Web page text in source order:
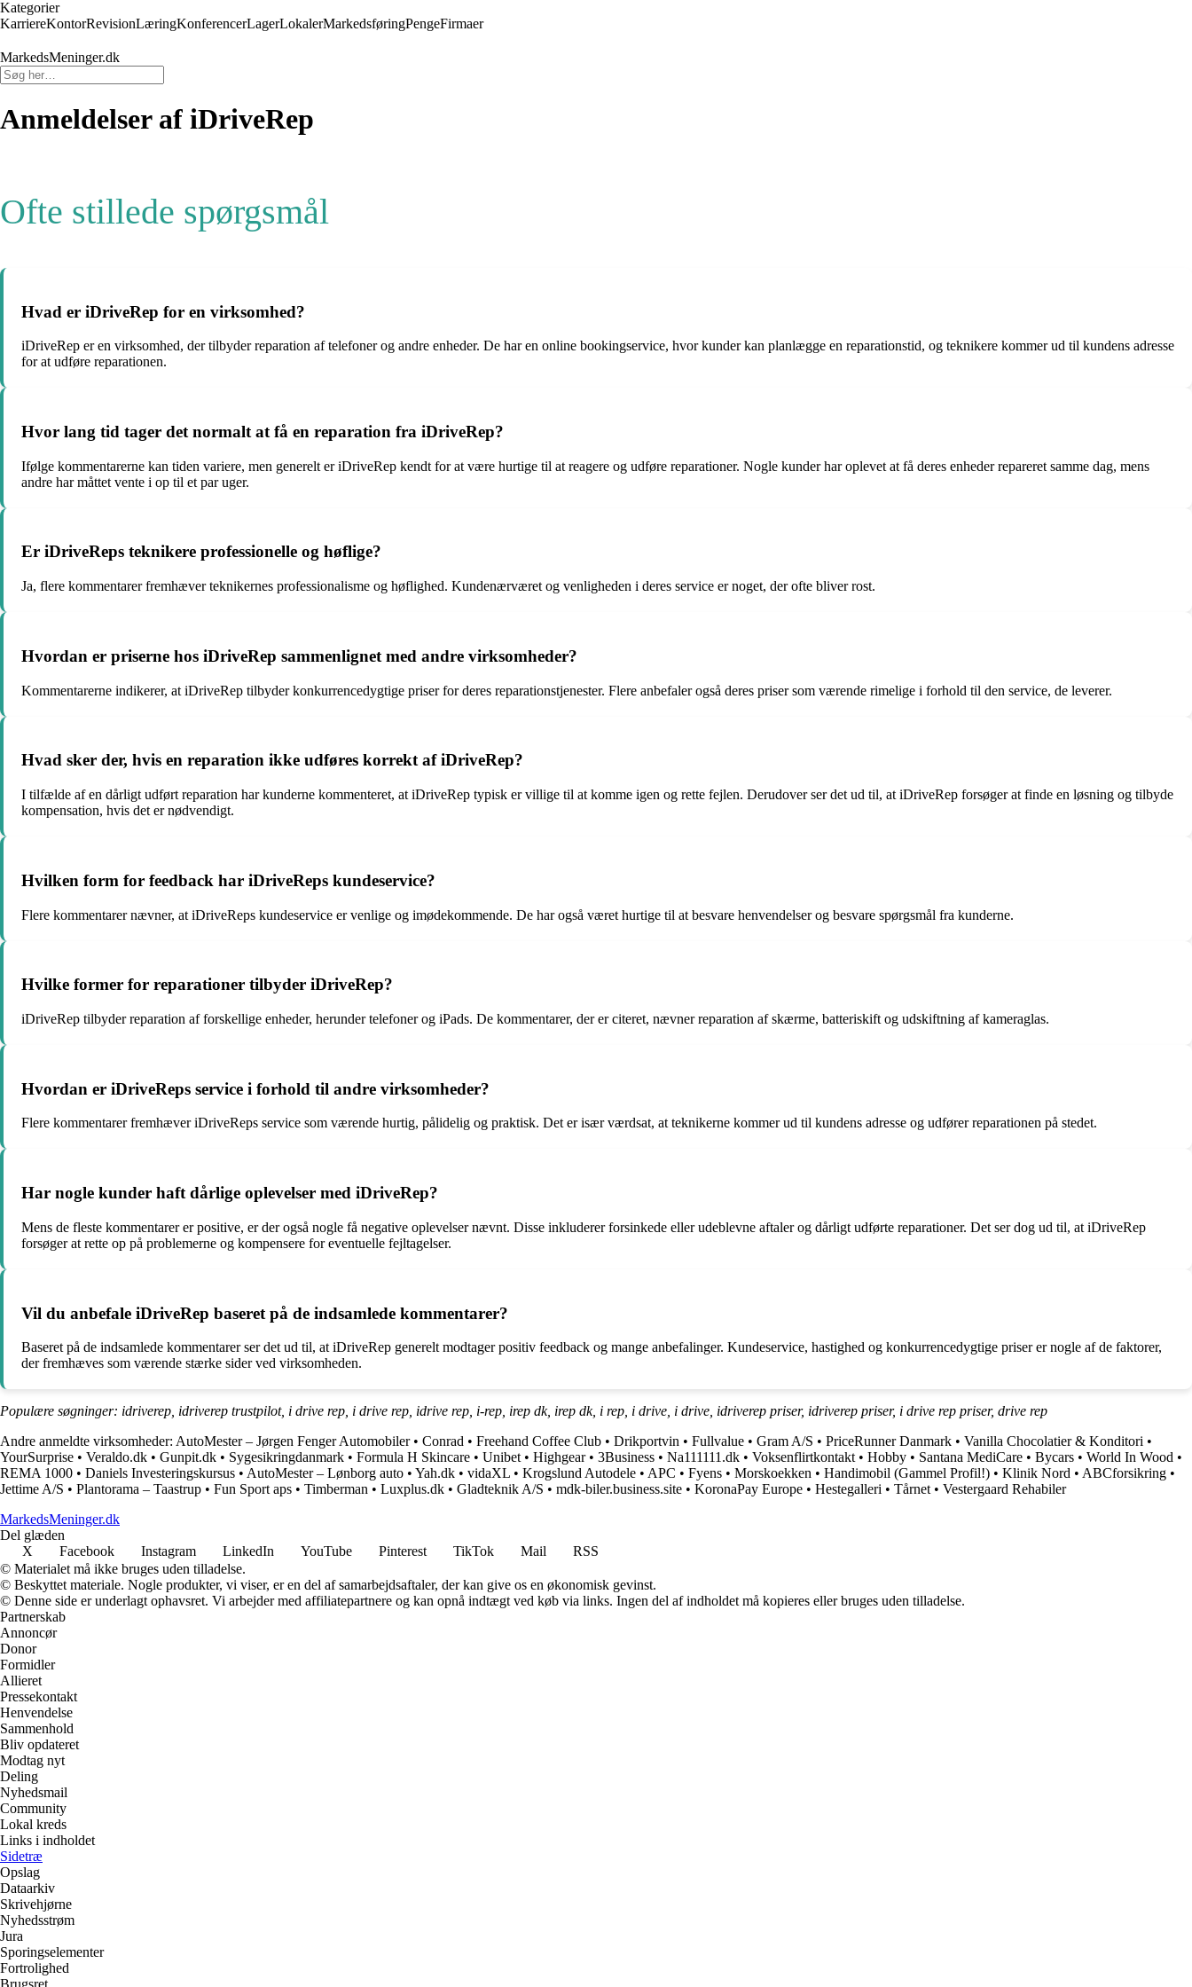
Kategorier
KarriereKontorRevisionLæringKonferencerLagerLokalerMarkedsføringPengeFirmaer
MarkedsMeninger.dk
Anmeldelser af iDriveRep
Ofte stillede spørgsmål
Hvad er iDriveRep for en virksomhed?
iDriveRep er en virksomhed, der tilbyder reparation af telefoner og andre enheder. De har en online bookingservice, hvor kunder kan planlægge en reparationstid, og teknikere kommer ud til kundens adresse
for at udføre reparationen.
Hvor lang tid tager det normalt at få en reparation fra iDriveRep?
Ifølge kommentarerne kan tiden variere, men generelt er iDriveRep kendt for at være hurtige til at reagere og udføre reparationer. Nogle kunder har oplevet at få deres enheder repareret samme dag, mens
andre har måttet vente i op til et par uger.
Er iDriveReps teknikere professionelle og høflige?
Ja, flere kommentarer fremhæver teknikernes professionalisme og høflighed. Kundenærværet og venligheden i deres service er noget, der ofte bliver rost.
Hvordan er priserne hos iDriveRep sammenlignet med andre virksomheder?
Kommentarerne indikerer, at iDriveRep tilbyder konkurrencedygtige priser for deres reparationstjenester. Flere anbefaler også deres priser som værende rimelige i forhold til den service, de leverer.
Hvad sker der, hvis en reparation ikke udføres korrekt af iDriveRep?
I tilfælde af en dårligt udført reparation har kunderne kommenteret, at iDriveRep typisk er villige til at komme igen og rette fejlen. Derudover ser det ud til, at iDriveRep forsøger at finde en løsning og tilbyde
kompensation, hvis det er nødvendigt.
Hvilken form for feedback har iDriveReps kundeservice?
Flere kommentarer nævner, at iDriveReps kundeservice er venlige og imødekommende. De har også været hurtige til at besvare henvendelser og besvare spørgsmål fra kunderne.
Hvilke former for reparationer tilbyder iDriveRep?
iDriveRep tilbyder reparation af forskellige enheder, herunder telefoner og iPads. De kommentarer, der er citeret, nævner reparation af skærme, batteriskift og udskiftning af kameraglas.
Hvordan er iDriveReps service i forhold til andre virksomheder?
Flere kommentarer fremhæver iDriveReps service som værende hurtig, pålidelig og praktisk. Det er især værdsat, at teknikerne kommer ud til kundens adresse og udfører reparationen på stedet.
Har nogle kunder haft dårlige oplevelser med iDriveRep?
Mens de fleste kommentarer er positive, er der også nogle få negative oplevelser nævnt. Disse inkluderer forsinkede eller udeblevne aftaler og dårligt udførte reparationer. Det ser dog ud til, at iDriveRep
forsøger at rette op på problemerne og kompensere for eventuelle fejltagelser.
Vil du anbefale iDriveRep baseret på de indsamlede kommentarer?
Baseret på de indsamlede kommentarer ser det ud til, at iDriveRep generelt modtager positiv feedback og mange anbefalinger. Kundeservice, hastighed og konkurrencedygtige priser er nogle af de faktorer,
der fremhæves som værende stærke sider ved virksomheden.
Populære søgninger: idriverep, idriverep trustpilot, i drive rep, i drive rep, idrive rep, i-rep, irep dk, irep dk, i rep, i drive, i drive, idriverep priser, idriverep priser, i drive rep priser, drive rep
Andre anmeldte virksomheder: AutoMester – Jørgen Fenger Automobiler• Conrad • Freehand Coffee Club • Drikportvin • Fullvalue • Gram A/S • PriceRunner Danmark • Vanilla Chocolatier & Konditori •
YourSurprise • Veraldo.dk • Gunpit.dk • Sygesikringdanmark • Formula H Skincare • Unibet • Highgear• 3Business • Na111111.dk • Voksenflirtkontakt • Hobby • Santana MediCare • Bycars • World In Wood •
REMA 1000 • Daniels Investeringskursus • AutoMester – Lønborg auto • Yah.dk • vidaXL • Krogslund Autodele • APC • Fyens • Morskoekken • Handimobil (Gammel Profil!) • Klinik Nord • ABCforsikring •
Jettime A/S • Plantorama – Taastrup • Fun Sport aps • Timberman • Luxplus.dk • Gladteknik A/S • mdk-biler.business.site • KoronaPay Europe • Hestegalleri • Tårnet • Vestergaard Rehabiler
MarkedsMeninger.dk
Del glæden
X
Facebook Instagram LinkedIn YouTube Pinterest TikTok Mail
RSS
© Materialet må ikke bruges uden tilladelse.
© Beskyttet materiale. Nogle produkter, vi viser, er en del af samarbejdsaftaler, der kan give os en økonomisk gevinst.
© Denne side er underlagt ophavsret. Vi arbejder med affiliatepartnere og kan opnå indtægt ved køb via links. Ingen del af indholdet må kopieres eller bruges uden tilladelse.
Partnerskab
Annoncør
Donor
Formidler
Allieret
Pressekontakt
Henvendelse
Sammenhold
Bliv opdateret
Modtag nyt
Deling
Nyhedsmail
Community
Lokal kreds
Links i indholdet
Sidetræ
Opslag
Dataarkiv
Skrivehjørne
Nyhedsstrøm
Jura
Sporingselementer
Fortrolighed